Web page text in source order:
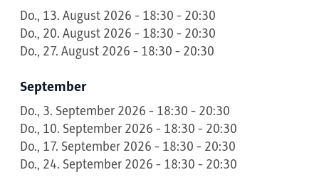
Do., 13. August 2026 - 18:30 - 20:30
Do., 20. August 2026 - 18:30 - 20:30
Do., 27. August 2026 - 18:30 - 20:30
September
Do., 3. September 2026 - 18:30 - 20:30
Do., 10. September 2026 - 18:30 - 20:30
Do., 17. September 2026 - 18:30 - 20:30
Do., 24. September 2026 - 18:30 - 20:30